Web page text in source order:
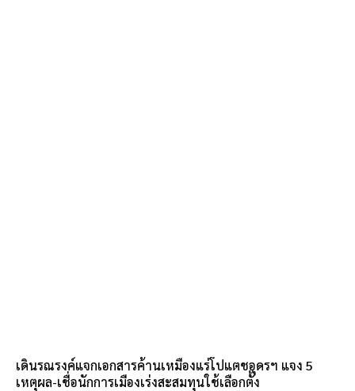
เดินรณรงค์แจกเอกสารค้านเหมืองแร่โปแตชอุดรฯ แจง 5
เหตุผล-เชื่อนักการเมืองเร่งสะสมทุนใช้เลือกตั้ง